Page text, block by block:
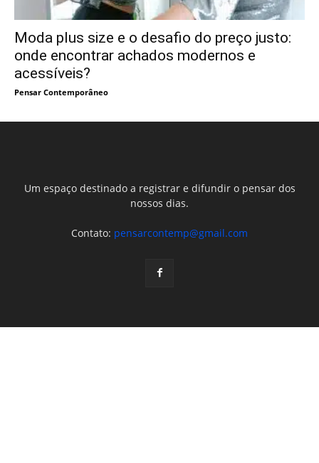
Moda plus size e o desafio do preço justo:
onde encontrar achados modernos e
acessíveis?
Pensar Contemporâneo
Um espaço destinado a registrar e difundir o pensar dos
nossos dias.
Contato: pensarcontemp@gmail.com